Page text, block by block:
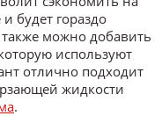
будет гораздо
можно добавить
используют
отлично подходит
жидкости
.